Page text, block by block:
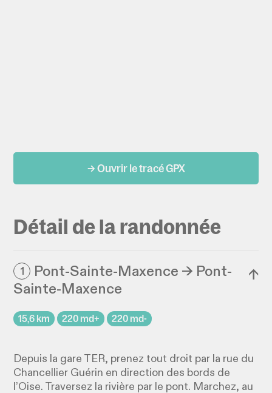
→ Ouvrir le tracé GPX
Détail de la randonnée
1
Pont-Sainte-Maxence → Pont-
Sainte-Maxence
↓
15,6 km 220 md+ 220 md-
Depuis la gare TER, prenez tout droit par la rue du
Chancellier Guérin en direction des bords de
l’Oise. Traversez la rivière par le pont. Marchez, au